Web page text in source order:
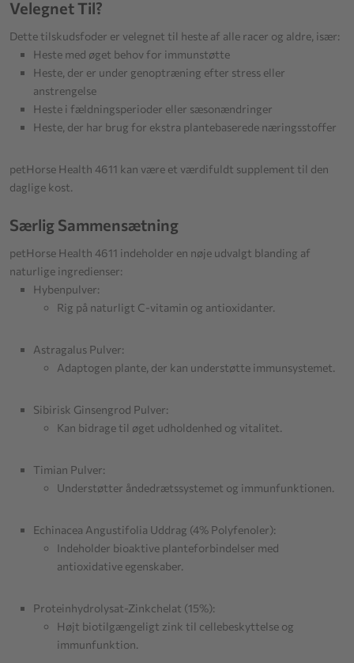
Velegnet Til?
Dette tilskudsfoder er velegnet til heste af alle racer og aldre, især:
Heste med øget behov for immunstøtte
Heste, der er under genoptræning efter stress eller
anstrengelse
Heste i fældningsperioder eller sæsonændringer
Heste, der har brug for ekstra plantebaserede næringsstoffer
petHorse Health 4611 kan være et værdifuldt supplement til den
daglige kost.
Særlig Sammensætning
petHorse Health 4611 indeholder en nøje udvalgt blanding af
naturlige ingredienser:
Hybenpulver:
Rig på naturligt C-vitamin og antioxidanter.
Astragalus Pulver:
Adaptogen plante, der kan understøtte immunsystemet.
Sibirisk Ginsengrod Pulver:
Kan bidrage til øget udholdenhed og vitalitet.
Timian Pulver:
Understøtter åndedrætssystemet og immunfunktionen.
Echinacea Angustifolia Uddrag (4% Polyfenoler):
Indeholder bioaktive planteforbindelser med
antioxidative egenskaber.
Proteinhydrolysat-Zinkchelat (15%):
Højt biotilgængeligt zink til cellebeskyttelse og
immunfunktion.